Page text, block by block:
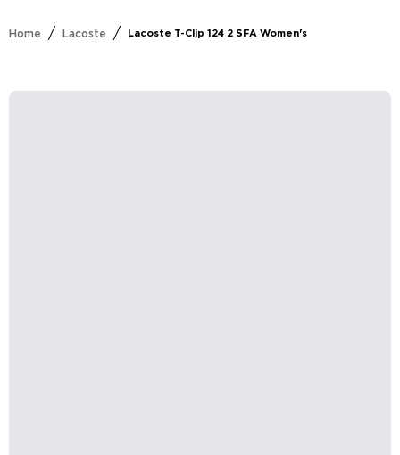
Home / Lacoste / Lacoste T-Clip 124 2 SFA Women's